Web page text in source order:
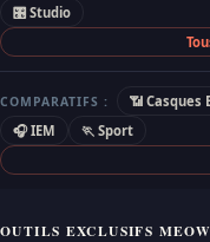
🎛 Studio
COMPARATIFS : 📶 Casques
🎧 IEM
🏃 Sport
OUTILS EXCLUSIFS